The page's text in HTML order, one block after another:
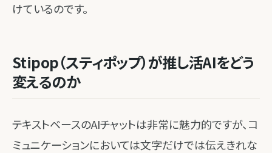
けているのです。
Stipop（スティポップ）が推し活AIをどう
変えるのか
テキストベースのAIチャットは非常に魅力的ですが、コ
ミュニケーションにおいては文字だけでは伝えきれな